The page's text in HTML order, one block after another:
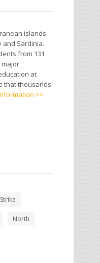
islands
and Sardinia.
from 131
at
that thousands
>>
North